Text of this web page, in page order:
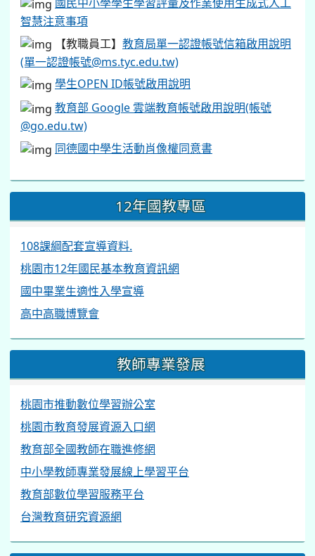
智慧注意事項
【教職員工】 教育局單一認證帳號信箱啟用說明
(單一認證帳號@ms.tyc.edu.tw)
學生OPEN ID帳號啟用說明
教育部 Google 雲端教育帳號啟用說明(帳號
@go.edu.tw)
同德國中學生活動肖像權同意書
12年國教專區
108課綱配套宣導資料.
桃園市12年國民基本教育資訊網
國中畢業生適性入學宣導
高中高職博覽會
教師專業發展
桃園市推動數位學習辦公室
桃園市教育發展資源入口網
教育部全國教師在職進修網
中小學教師專業發展線上學習平台
教育部數位學習服務平台
台灣教育研究資源網